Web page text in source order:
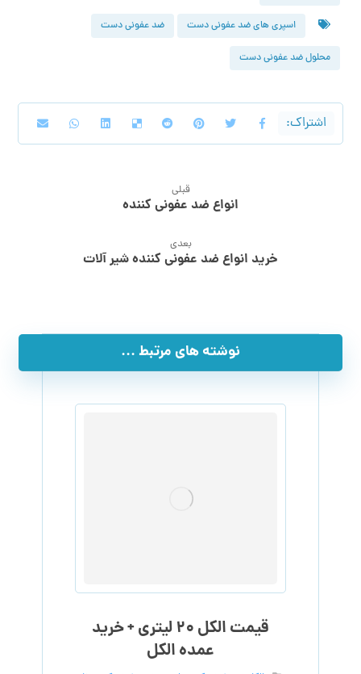
اسپری های ضد عفونی دست ضد عفونی دست
محلول ضد عفونی دست
قبلی
انواع ضد عفونی کننده
بعدی
خرید انواع ضد عفونی کننده شیر آلات
نوشته های مرتبط ...
قیمت الکل ۲۰ لیتری + خرید
عمده الکل